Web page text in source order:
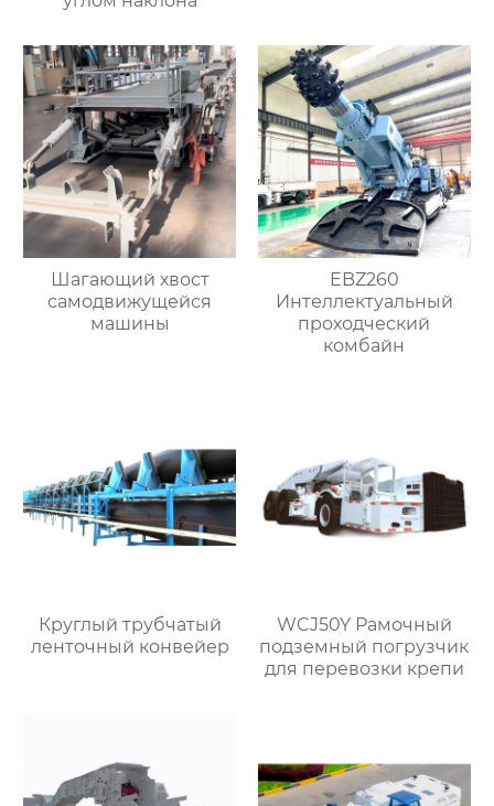
Шагающий хвост
самодвижущейся
машины
EBZ260
Интеллектуальный
проходческий
комбайн
Круглый трубчатый
ленточный конвейер
WCJ50Y Рамочный
подземный погрузчик
для перевозки крепи